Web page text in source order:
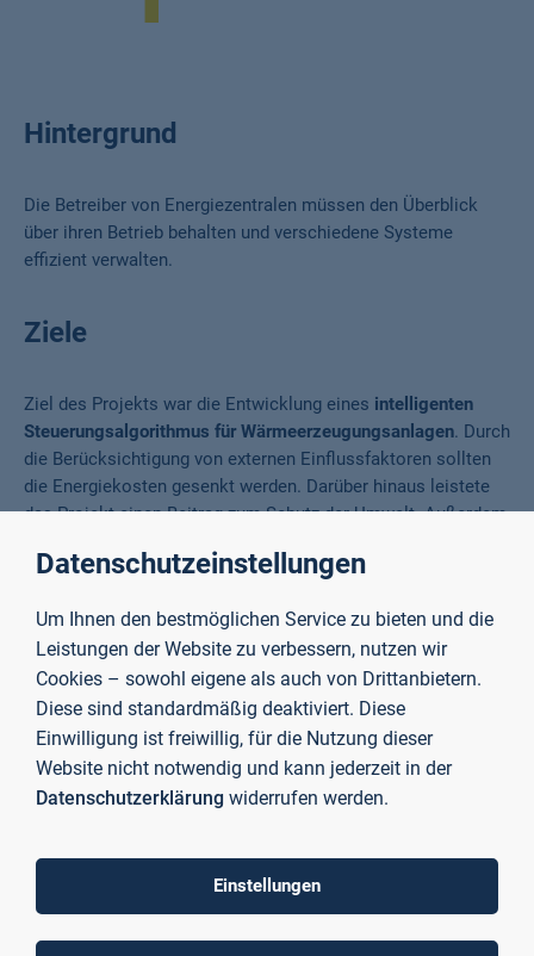
Hintergrund
Die Betreiber von Energiezentralen müssen den Überblick
über ihren Betrieb behalten und verschiedene Systeme
effizient verwalten.
Ziele
Ziel des Projekts war die Entwicklung eines intelligenten
Steuerungsalgorithmus für Wärmeerzeugungsanlagen. Durch
die Berücksichtigung von externen Einflussfaktoren sollten
die Energiekosten gesenkt werden. Darüber hinaus leistete
das Projekt einen Beitrag zum Schutz der Umwelt. Außerdem
Analysewerkzeuge zurBewertung des Betriebs von
Links
Kontakt
Datenschutzeinstellungen
Um Ihnen den bestmöglichen Service zu bieten und die
Leistungen der Website zu verbessern, nutzen wir
Cookies – sowohl eigene als auch von Drittanbietern.
Diese sind standardmäßig deaktiviert. Diese
Einwilligung ist freiwillig, für die Nutzung dieser
Website nicht notwendig und kann jederzeit in der
Datenschutzerklärung widerrufen werden.
Einstellungen